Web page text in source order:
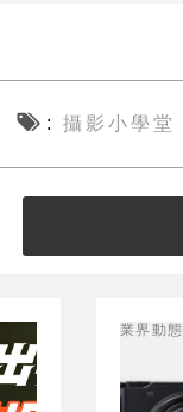
攝影小學堂
業界動態